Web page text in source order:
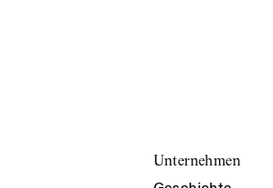
Unternehmen